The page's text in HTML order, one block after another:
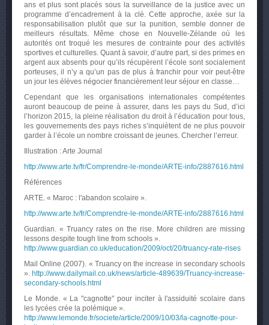
ans et plus sont placés sous la surveillance de la justice avec un
programme d’encadrement à la clé. Cette approche, axée sur la
responsabilisation plutôt que sur la punition, semble donner de
meilleurs résultats. Même chose en Nouvelle-Zélande où les
autorités ont troqué les mesures de contrainte pour des activités
sportives et culturelles. Quant à savoir, d’autre part, si des primes en
argent aux absents pour qu’ils récupèrent l’école sont socialement
porteuses, il n’y a qu’un pas de plus à franchir pour voir peut-être
un jour les élèves négocier financièrement leur séjour en classe…
Cependant que les organisations internationales compétentes
auront beaucoup de peine à assurer, dans les pays du Sud, d’ici
l’horizon 2015, la pleine réalisation du droit à l’éducation pour tous,
les gouvernements des pays riches s’inquiètent de ne plus pouvoir
garder à l’école un nombre croissant de jeunes. Chercher l’erreur.
Illustration : Arte Journal
http://www.arte.tv/fr/Comprendre-le-monde/ARTE-info/2887616.html
Références
ARTE. « Maroc : l'abandon scolaire ».
http://www.arte.tv/fr/Comprendre-le-monde/ARTE-info/2887616.html
Guardian. « Truancy rates on the rise. More children are missing
lessons despite tough line from schools ».
http://www.guardian.co.uk/education/2009/oct/20/truancy-rate-rises
Mail Online (2007). « Truancy on the increase in secondary schools
». http://www.dailymail.co.uk/news/article-489639/Truancy-increase-
secondary-schools.html
Le Monde. « La "cagnotte" pour inciter à l'assiduité scolaire dans
les lycées crée la polémique ».
http://www.lemonde.fr/societe/article/2009/10/03/la-cagnotte-pour-